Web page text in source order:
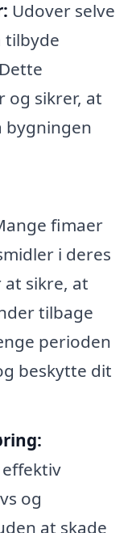
Udover selve
tilbyde
sikrer, at
bygningen
fimaer
i deres
sikre, at
tilbage
perioden
beskytte dit
og
at skade